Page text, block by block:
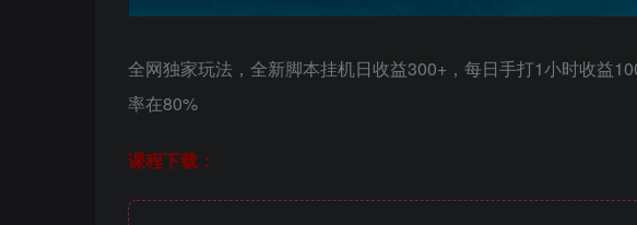
全网独家玩法，全新脚本挂机日收益300+，每日手打1小时收益
率在80%
课程下载：